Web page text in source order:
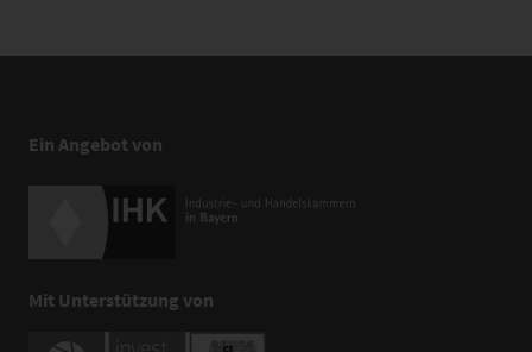
Ein Angebot von
Mit Unterstützung von